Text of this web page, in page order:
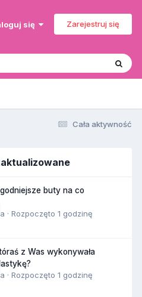
się Zarejestruj się
Cała aktywność
buty na co
· Rozpoczęto 1 godzinę
z Was wykonywała
· Rozpoczęto 1 godzinę